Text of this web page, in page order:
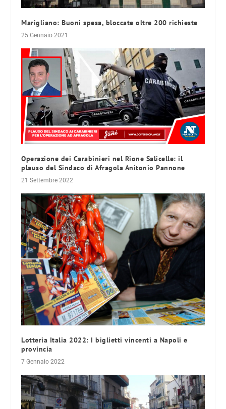
Marigliano: Buoni spesa, bloccate oltre 200 richieste
25 Gennaio 2021
Operazione dei Carabinieri nel Rione Salicelle: il
plauso del Sindaco di Afragola Anitonio Pannone
21 Settembre 2022
Lotteria Italia 2022: I biglietti vincenti a Napoli e
provincia
7 Gennaio 2022